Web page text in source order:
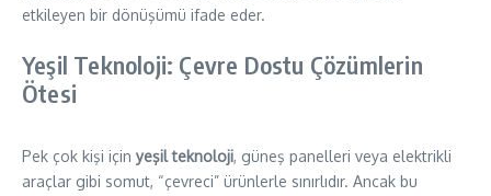
etkileyen bir dönüşümü ifade eder.
Yeşil Teknoloji: Çevre Dostu Çözümlerin
Ötesi
Pek çok kişi için yeşil teknoloji, güneş panelleri veya elektrikli
araçlar gibi somut, “çevreci” ürünlerle sınırlıdır. Ancak bu